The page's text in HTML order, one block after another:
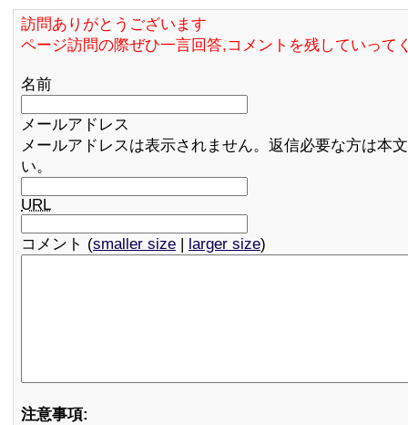
訪問ありがとうございます
ページ訪問の際ぜひ一言回答,コメントを残していって
名前
メールアドレス
メールアドレスは表示されません。返信必要な方は本
い。
URL
コメント (smaller size | larger size)
注意事項: